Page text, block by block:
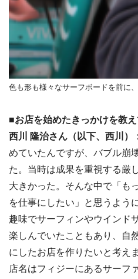
色も形も様々なサーフボードを前に
■お店を始めたきっかけを教
西川 隆治さん（以下、西川）
めていたんですが、バブル崩
た。当時は成果を重視する厳
大きかった。そんな中で「も
を仕事にしたい」と思うよう
趣味でサーフィンやウインド
楽しんでいたこともあり、自
にしたお店を作りたいと考え
店名はフィジーにあるサーフ